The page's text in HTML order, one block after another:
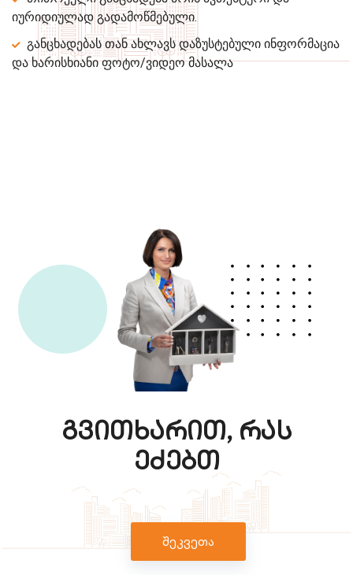
იურიდიულად გადამოწმებული.
განცხადებას თან ახლავს დაზუსტებული ინფორმაცია
და ხარისხიანი ფოტო/ვიდეო მასალა
გვითხარით, რას
ეძებთ
შეკვეთა